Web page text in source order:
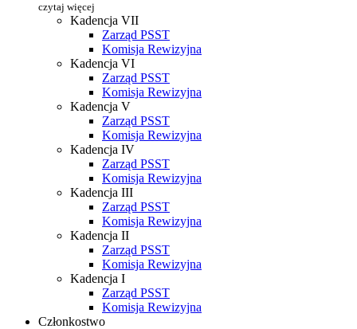
czytaj więcej
Kadencja VII
Zarząd PSST
Komisja Rewizyjna
Kadencja VI
Zarząd PSST
Komisja Rewizyjna
Kadencja V
Zarząd PSST
Komisja Rewizyjna
Kadencja IV
Zarząd PSST
Komisja Rewizyjna
Kadencja III
Zarząd PSST
Komisja Rewizyjna
Kadencja II
Zarząd PSST
Komisja Rewizyjna
Kadencja I
Zarząd PSST
Komisja Rewizyjna
Członkostwo